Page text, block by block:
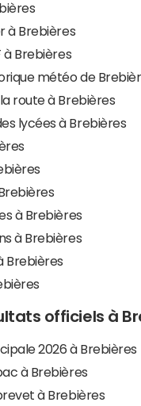
à Brebières
à Brebières
météo de
route à Brebières
lycées à Brebières
à Brebières
à Brebières
Brebières
officiels à
2026 à Brebières
à Brebières
à Brebières